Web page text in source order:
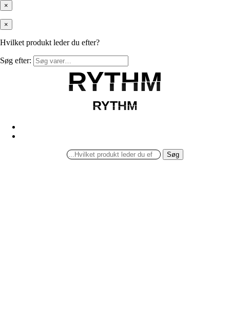
×
×
Hvilket produkt leder du efter?
Søg efter:
RYTHM
RYTHM
RYTHM
RYTHM
Søg